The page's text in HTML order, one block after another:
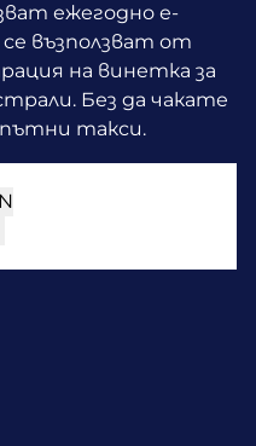
ежегодно е-
възползват от
на винетка за
Без да чакате
пътни такси.